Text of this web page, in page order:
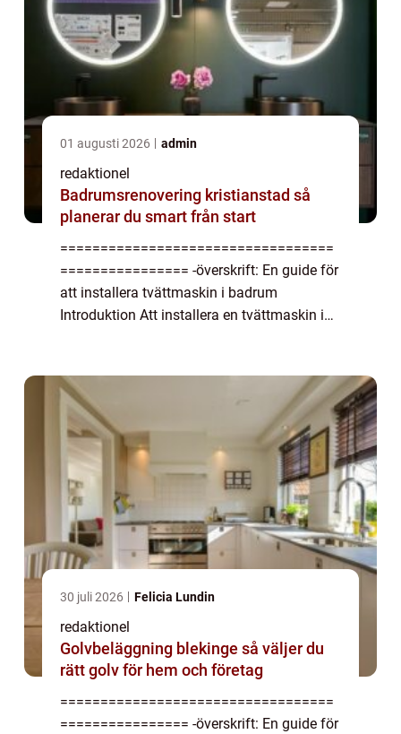
01 augusti 2026 admin
redaktionel
Badrumsrenovering kristianstad så
planerar du smart från start
==================================
================ -överskrift: En guide för
att installera tvättmaskin i badrum
Introduktion Att installera en tvättmaskin i
och energi, e...
30 juli 2026 Felicia Lundin
redaktionel
Golvbeläggning blekinge så väljer du
rätt golv för hem och företag
==================================
================ -överskrift: En guide för